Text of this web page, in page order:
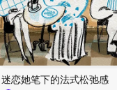
迷恋她笔下的法式松弛感